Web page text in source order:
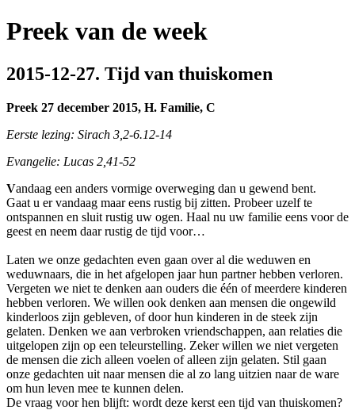
Preek van de week
2015-12-27. Tijd van thuiskomen
Preek 27 december 2015, H. Familie, C
Eerste lezing: Sirach 3,2-6.12-14
Evangelie: Lucas 2,41-52
Vandaag een anders vormige overweging dan u gewend bent.
Gaat u er vandaag maar eens rustig bij zitten. Probeer uzelf te
ontspannen en sluit rustig uw ogen. Haal nu uw familie eens voor de
geest en neem daar rustig de tijd voor…
Laten we onze gedachten even gaan over al die weduwen en
weduwnaars, die in het afgelopen jaar hun partner hebben verloren.
Vergeten we niet te denken aan ouders die één of meerdere kinderen
hebben verloren. We willen ook denken aan mensen die ongewild
kinderloos zijn gebleven, of door hun kinderen in de steek zijn
gelaten. Denken we aan verbroken vriendschappen, aan relaties die
uitgelopen zijn op een teleurstelling. Zeker willen we niet vergeten
de mensen die zich alleen voelen of alleen zijn gelaten. Stil gaan
onze gedachten uit naar mensen die al zo lang uitzien naar de ware
om hun leven mee te kunnen delen.
De vraag voor hen blijft: wordt deze kerst een tijd van thuiskomen?